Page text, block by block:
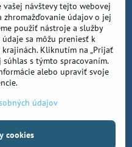
pre deti
vašej návštevy tejto webovej
údajov o jej
použiť nástroje a služby
sa môžu preniesť k
krajinách. Kliknutím na „Prijať
s týmto spracovaním.
alebo upraviť svoje
údajov
cookies